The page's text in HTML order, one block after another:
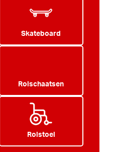
Skateboard
Rolschaatsen
Rolstoel